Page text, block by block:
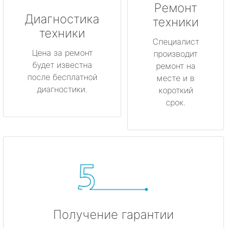
Диагностика
техники
Цена за ремонт
будет известна
после бесплатной
диагностики.
Ремонт
техники
Специалист
производит
ремонт на
месте и в
короткий
срок.
Получение гарантии